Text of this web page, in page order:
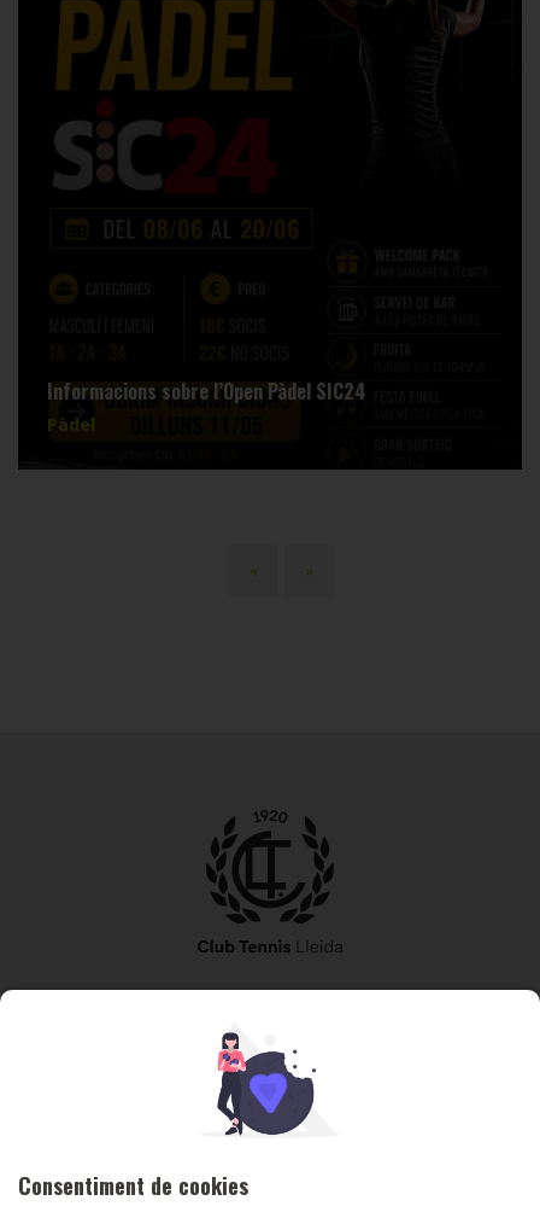
Informacions sobre l’Open Pàdel SIC24
Pàdel
Primera
«
Última
»
secretaria@tennislleida.com
Partida de boixadors 60 25198 Lleida
Consentiment de cookies